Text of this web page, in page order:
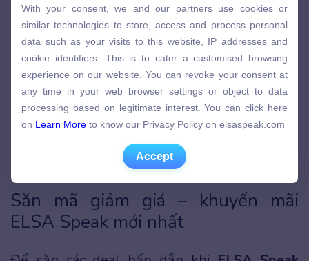
Nội dung bài học cập nhật liên tục
220+chủ đề công việc và cuộc sống
9,000+bài học, 48,000+ bài luyện tập
Gia sư song ngữ AI kèm 1:1
Thời gian học1 NĂM
MUA NGAY
Săn mã giảm giá – khuyến mãi
ELSA Speak mới nhất
similar technologies to store, access and process personal
data such as your visits to this website, IP addresses and
cookie identifiers. This is to cater a customised browsing
experience on our website. You can revoke your consent at
any time in your web browser settings or object to data
processing based on legitimate interest. You can click here
on
Learn More to know our Privacy Policy on elsaspeak.com
With your consent, we and our partners use cookies or
similar technologies to store, access and process personal
data such as your visits to this website, IP addresses and
cookie identifiers. This is to cater a customised browsing
experience on our website. You can revoke your consent at
any time in your web browser settings or object to data
processing based on legitimate interest. You can click here
on Learn More to know our Privacy Policy on elsaspeak.com
Accept